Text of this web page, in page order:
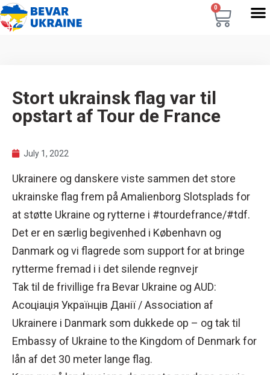
0
Stort ukrainsk flag var til
opstart af Tour de France
July 1, 2022
Ukrainere og danskere viste sammen det store
ukrainske flag frem på Amalienborg Slotsplads for
at støtte Ukraine og rytterne i #tourdefrance/#tdf.
Det er en særlig begivenhed i København og
Danmark og vi flagrede som support for at bringe
rytterme fremad i i det silende regnvejr
Tak til de frivillige fra Bevar Ukraine og AUD:
Асоціація Українців Данії / Association af
Ukrainere i Danmark som dukkede op – og tak til
Embassy of Ukraine to the Kingdom of Denmark for
lån af det 30 meter lange flag.